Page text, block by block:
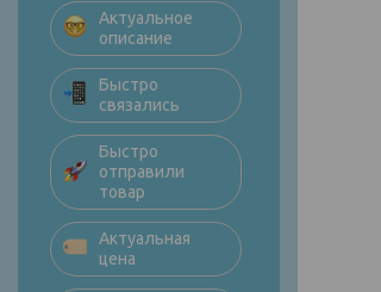
Актуальное
описание
Быстро
связались
Быстро
отправили
товар
Актуальная
цена